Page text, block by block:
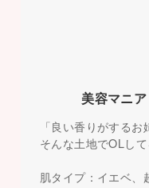
美容マニ
「良い香りがする
そんな土地でOLし
肌タイプ：イエベ、